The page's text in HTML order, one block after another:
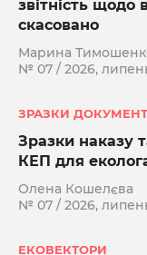
звітність щодо
скасовано
Марина
№ 07 / 2026,
ЗРАЗКИ
Зразки наказу
КЕП для
Олена Кошелєва
№ 07 / 2026,
ЕКОВЕКТОРИ